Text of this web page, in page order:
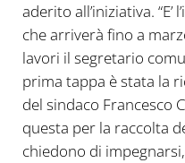
aderito all’iniziativa.
che arriverà fino a
lavori il segretario
prima tappa è stata la
del sindaco Francesco
questa per la raccolta
chiedono di